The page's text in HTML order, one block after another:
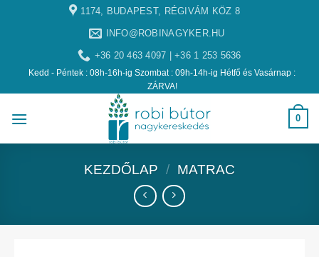
1174, BUDAPEST, RÉGIVÁM KÖZ 8
INFO@ROBINAGYKER.HU
+36 20 463 4097 | +36 1 253 5636
Kedd - Péntek : 08h-16h-ig Szombat : 09h-14h-ig Hétfő és Vasárnap :
ZÁRVA!
0
KEZDŐLAP / MATRAC